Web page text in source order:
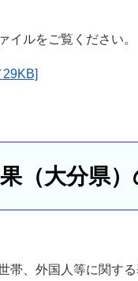
イルをご覧ください。
（大分県
、外国人等に関す